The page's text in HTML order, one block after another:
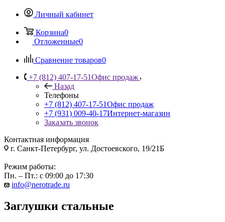
Личный кабинет
Корзина0
Отложенные0
Сравнение товаров0
+7 (812) 407-17-51Офис продаж
Назад
Телефоны
+7 (812) 407-17-51Офис продаж
+7 (931) 009-40-17Интернет-магазин
Заказать звонок
Контактная информация
г. Санкт-Петербург, ул. Достоевского, 19/21Б
Режим работы:
Пн. – Пт.: с 09:00 до 17:30
info@nerotrade.ru
Заглушки стальные